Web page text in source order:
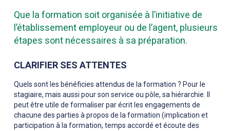
Que la formation soit organisée à l’initiative de
l’établissement employeur ou de l’agent, plusieurs
étapes sont nécessaires à sa préparation.
CLARIFIER SES ATTENTES
Quels sont les bénéficies attendus de la formation ? Pour le
stagiaire, mais aussi pour son service ou pôle, sa hiérarchie. Il
peut être utile de formaliser par écrit les engagements de
chacune des parties à propos de la formation (implication et
participation à la formation, temps accordé et écoute des